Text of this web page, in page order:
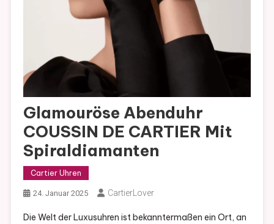
Glamouröse Abenduhr
COUSSIN DE CARTIER Mit
Spiraldiamanten
Cartier Uhren
24. Januar 2025 CartierLover
Die Welt der Luxusuhren ist bekanntermaßen ein Ort, an